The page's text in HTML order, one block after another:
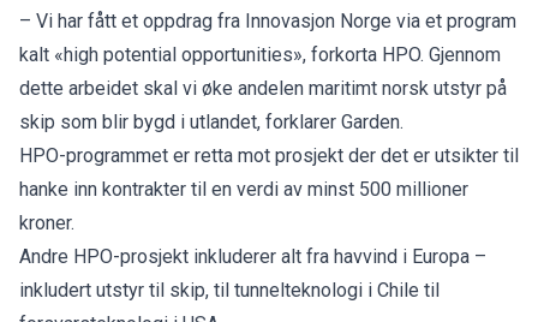
– Vi har fått et oppdrag fra Innovasjon Norge via et program
kalt «high potential opportunities», forkorta HPO. Gjennom
dette arbeidet skal vi øke andelen maritimt norsk utstyr på
skip som blir bygd i utlandet, forklarer Garden.
HPO-programmet er retta mot prosjekt der det er utsikter til
hanke inn kontrakter til en verdi av minst 500 millioner
kroner.
Andre HPO-prosjekt inkluderer alt fra havvind i Europa –
inkludert utstyr til skip, til tunnelteknologi i Chile til